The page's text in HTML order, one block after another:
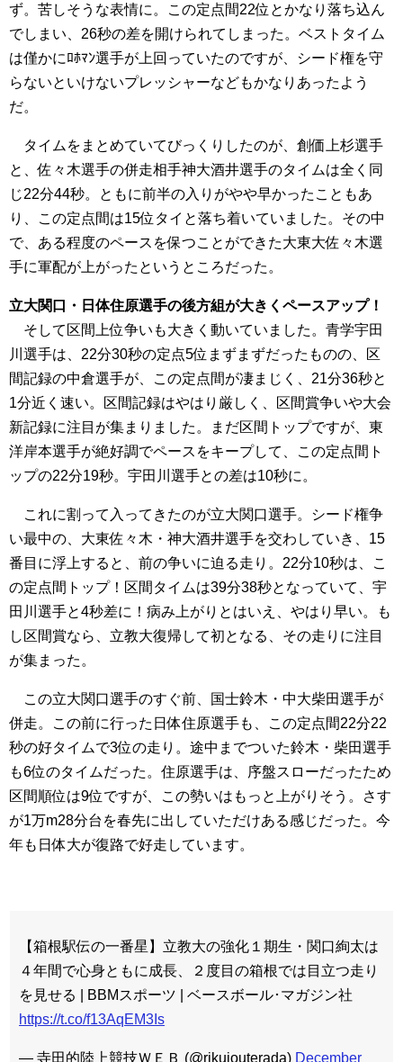
ず。苦しそうな表情に。この定点間22位とかなり落ち込ん
でしまい、26秒の差を開けられてしまった。ベストタイム
は僅かにﾛﾎﾏﾝ選手が上回っていたのですが、シード権を守
らないといけないプレッシャーなどもかなりあったよう
だ。
タイムをまとめていてびっくりしたのが、創価上杉選手
と、佐々木選手の併走相手神大酒井選手のタイムは全く同
じ22分44秒。ともに前半の入りがやや早かったこともあ
り、この定点間は15位タイと落ち着いていました。その中
で、ある程度のペースを保つことができた大東大佐々木選
手に軍配が上がったというところだった。
立大関口・日体住原選手の後方組が大きくペースアップ！
そして区間上位争いも大きく動いていました。青学宇田
川選手は、22分30秒の定点5位まずまずだったものの、区
間記録の中倉選手が、この定点間が凄まじく、21分36秒と
1分近く速い。区間記録はやはり厳しく、区間賞争いや大会
新記録に注目が集まりました。まだ区間トップですが、東
洋岸本選手が絶好調でペースをキープして、この定点間ト
ップの22分19秒。宇田川選手との差は10秒に。
これに割って入ってきたのが立大関口選手。シード権争
い最中の、大東佐々木・神大酒井選手を交わしていき、15
番目に浮上すると、前の争いに迫る走り。22分10秒は、こ
の定点間トップ！区間タイムは39分38秒となっていて、宇
田川選手と4秒差に！病み上がりとはいえ、やはり早い。も
し区間賞なら、立教大復帰して初となる、その走りに注目
が集まった。
この立大関口選手のすぐ前、国士鈴木・中大柴田選手が
併走。この前に行った日体住原選手も、この定点間22分22
秒の好タイムで3位の走り。途中までついた鈴木・柴田選手
も6位のタイムだった。住原選手は、序盤スローだったため
区間順位は9位ですが、この勢いはもっと上がりそう。さす
が1万m28分台を春先に出していただけある感じだった。今
年も日体大が復路で好走しています。
【箱根駅伝の一番星】立教大の強化１期生・関口絢太は
４年間で心身ともに成長、２度目の箱根では目立つ走り
を見せる | BBMスポーツ | ベースボール･マガジン社
https://t.co/f13AqEM3Is
— 寺田的陸上競技ＷＥＢ (@rikujouterada) December